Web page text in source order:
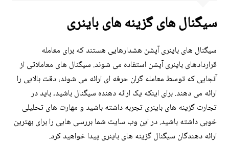
سیگنال های گزینه های باینری
سیگنال های باینری آپشن هشدارهایی هستند که برای معامله
قراردادهای باینری آپشن استفاده می شوند. سیگنال های معاملاتی از
آنجایی که توسط معامله گران حرفه ای ارائه می شوند، دقت بالایی را
ارائه می دهند. برای اینکه یک ارائه دهنده سیگنال باشید، باید در
تجارت گزینه های باینری تجربه داشته باشید و مهارت های تحلیلی
خوبی داشته باشید. در این وب سایت شما بررسی هایی را برای بهترین
ارائه دهندگان سیگنال گزینه های باینری پیدا خواهید کرد.